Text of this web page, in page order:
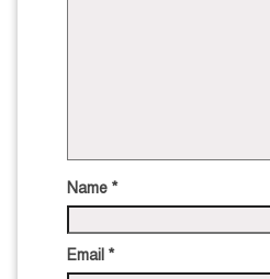
Name *
Email *